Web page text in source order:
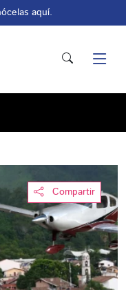
aquí.
Compartir